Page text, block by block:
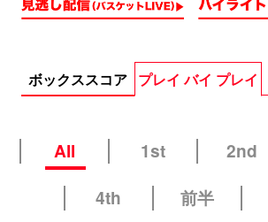
ボックススコア プレイ バイ プレイ
All 1st 2nd
4th
前半